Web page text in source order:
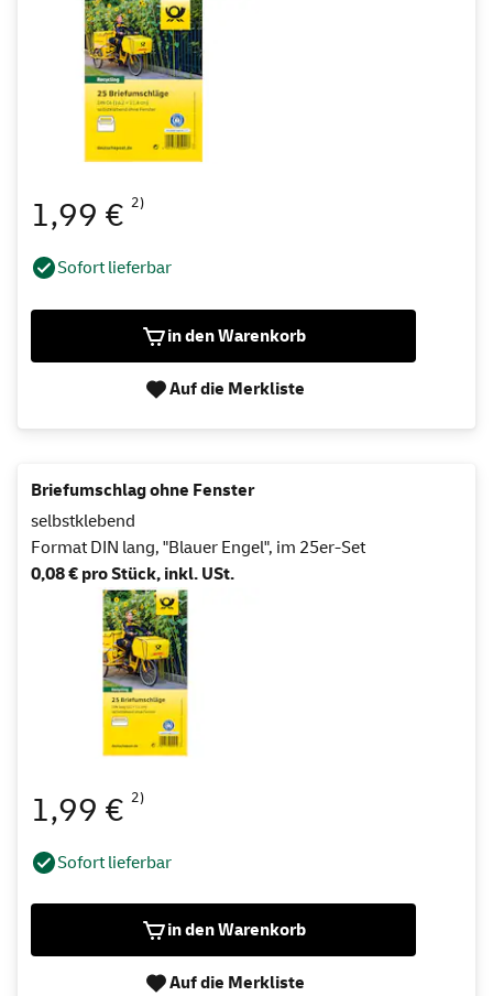
1,99 € 2)
Sofort lieferbar
in den Warenkorb
Auf die Merkliste
Briefumschlag ohne Fenster
selbstklebend
Format DIN lang, "Blauer Engel", im 25er-Set
0,08 € pro Stück, inkl. USt.
1,99 € 2)
Sofort lieferbar
in den Warenkorb
Auf die Merkliste